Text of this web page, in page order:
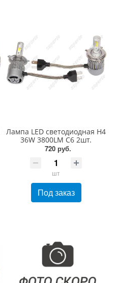
Лампа LED светодиодная H4
36W 3800LM С6 2шт.
720 руб.
шт
Под заказ